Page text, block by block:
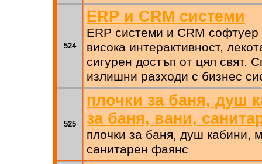
524
ERP и CRM системи
ERP системи и CRM
висока интерактивност,
сигурен достъп от цял свят.
излишни разходи с бизнес
525
плочки за баня, душ
за баня, вани,
плочки за баня, душ кабини,
санитарен фаянс